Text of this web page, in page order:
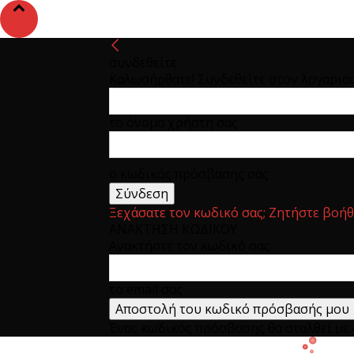
Ξεχάσατε τον κωδικό σας; Ζητήστε